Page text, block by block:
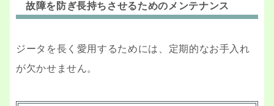
故障を防ぎ長持ちさせるためのメンテナンス
ジータを長く愛用するためには、定期的なお手入れ
が欠かせません。